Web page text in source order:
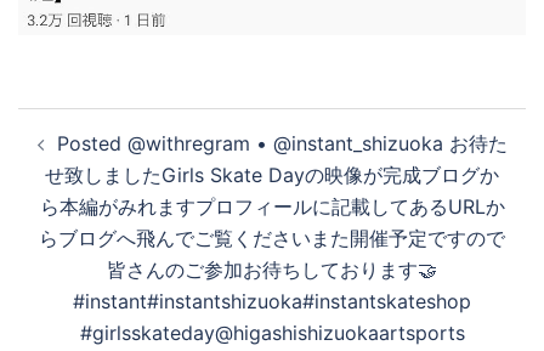
稿
ナ
ビ
ゲ
Posted @withregram • @instant_shizuoka お待た
せ致しました️Girls Skate Dayの映像が完成︎ブログか
ら本編がみれますプロフィールに記載してあるURLか
らブログへ飛んでご覧くださいまた開催予定ですので
皆さんのご参加お待ちしております🤝
#instant#instantshizuoka#instantskateshop
#girlsskateday@higashishizuokaartsports